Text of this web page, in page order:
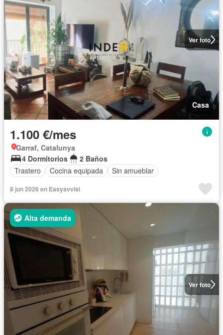
Ver foto
Casa
1.100 €/mes
Garraf, Catalunya
4 Dormitorios
2 Baños
Trastero
Cocina equipada Sin amueblar
8 jun 2026 en Easyavvisi
Ver foto
Alta demanda